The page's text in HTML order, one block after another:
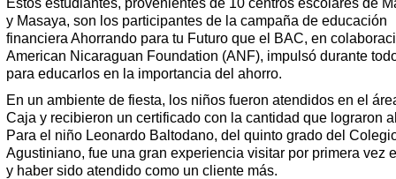
y Masaya, son los participantes de la campaña de educación
financiera Ahorrando para tu Futuro que el BAC, en
American Nicaraguan Foundation (ANF), impulsó durante
para educarlos en la importancia del ahorro.
En un ambiente de fiesta, los niños fueron atendidos en el
Caja y recibieron un certificado con la cantidad que lograron
Para el niño Leonardo Baltodano, del quinto grado del
Agustiniano, fue una gran experiencia visitar por primera vez
y haber sido atendido como un cliente más.